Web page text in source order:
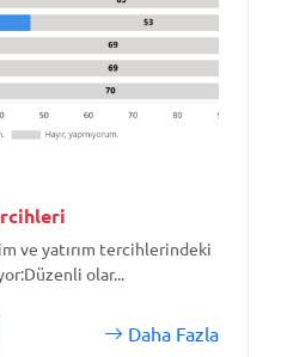
ve yatırım tercihlerindeki
olar...
Daha Fazla